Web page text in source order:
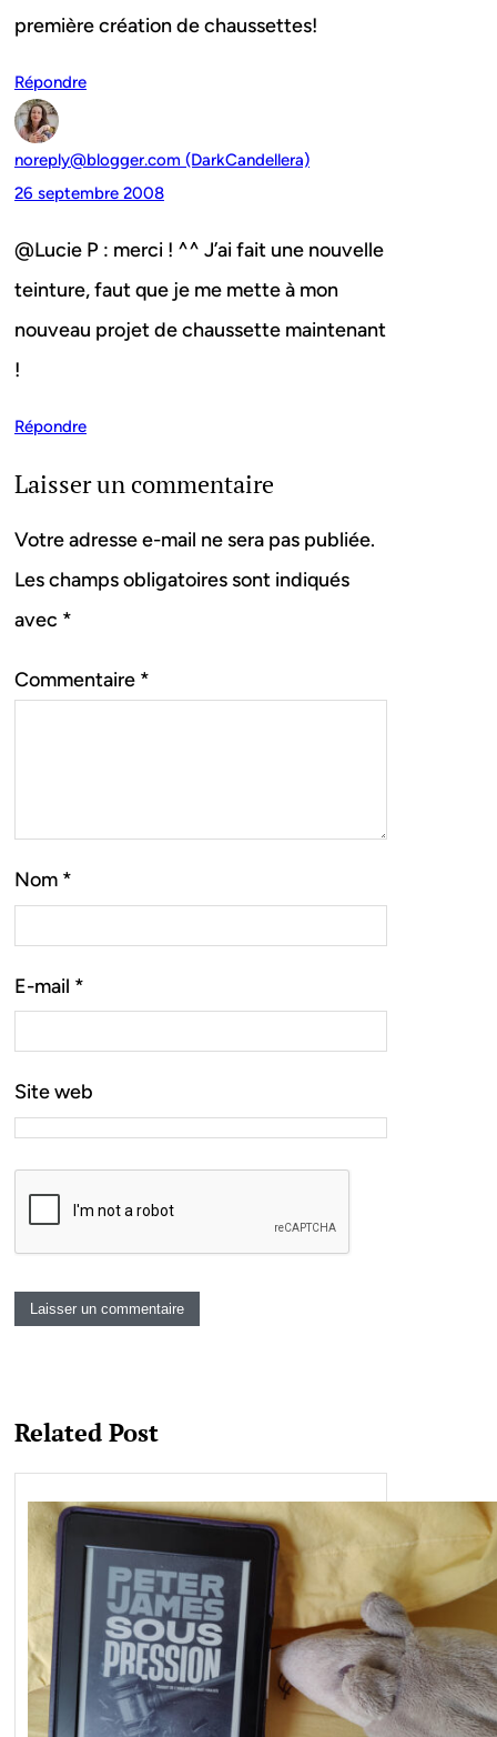
première création de chaussettes!
Répondre
noreply@blogger.com (DarkCandellera)
26 septembre 2008
@Lucie P : merci ! ^^ J’ai fait une nouvelle
teinture, faut que je me mette à mon
nouveau projet de chaussette maintenant
!
Répondre
Laisser un commentaire
Votre adresse e-mail ne sera pas publiée.
Les champs obligatoires sont indiqués
avec *
Commentaire *
Nom *
E-mail *
Site web
Related Post